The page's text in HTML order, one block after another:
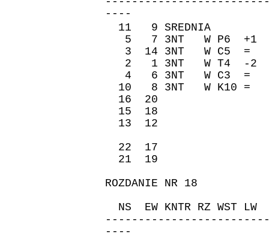
----
11 9 SREDNIA
5 7 3NT W P6 +1
3 14 3NT W C5 =
2 1 3NT W T4 -2
4 6 3NT W C3 =
10 8 3NT W K10
16 20 -400
15 18 50
13 12 50
22 17 -400
21 19 -400
ROZDANIE NR 18
NS EW KNTR RZ WST
----